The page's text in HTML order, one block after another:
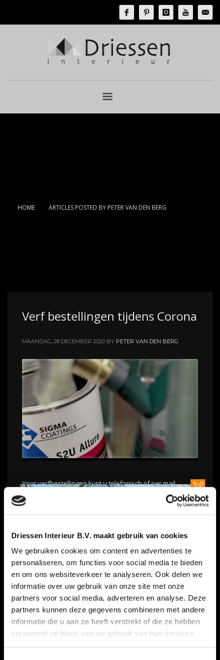
Driessen Interieur B.V. maakt gebruik van cookies
We gebruiken cookies om content en advertenties te
personaliseren, om functies voor social media te bieden
en om ons websiteverkeer te analyseren. Ook delen we
informatie over uw gebruik van onze site met onze
partners voor social media, adverteren en analyse. Deze
partners kunnen deze gegevens combineren met andere
informatie die u aan ze heeft verstrekt of die ze hebben
verzameld op basis van uw gebruik van hun services.
HOME ARTICLES POSTED BY PETER VAN DEN BERG
Verf bestellingen tijdens Corona
MAANDAG, 28 DECEMBER 2020 BY PETER VAN DEN BERG
Voor verfbestellingen kunt u telefonisch of per mail
contact met ons opnemen, wij zetten deze dan bij ons
afhaalpunt voor u klaar.
READ MORE
PUBLISHED IN
GEEN ONDERDEEL VAN EEN CATEGORIE
NO COMMENTS
HOW TO SHOP